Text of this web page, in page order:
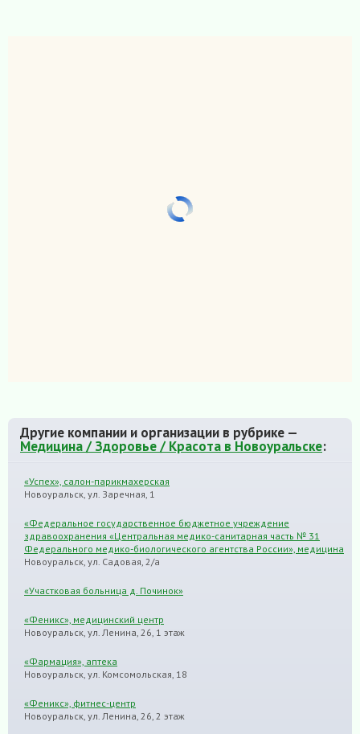
Другие компании и организации в рубрике —
Медицина / Здоровье / Красота в Новоуральске:
«Успех», салон-парикмахерская
Новоуральск, ул. Заречная, 1
«Федеральное государственное бюджетное учреждение
здравоохранения «Центральная медико-санитарная часть № 31
Федерального медико-биологического агентства России», медицина
Новоуральск, ул. Садовая, 2/а
«Участковая больница д. Починок»
«Феникс», медицинский центр
Новоуральск, ул. Ленина, 26, 1 этаж
«Фармация», аптека
Новоуральск, ул. Комсомольская, 18
«Феникс», фитнес-центр
Новоуральск, ул. Ленина, 26, 2 этаж